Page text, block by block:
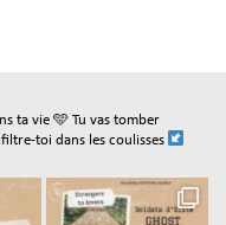
ta vie 🩵 Tu vas tomber
toi dans les coulisses